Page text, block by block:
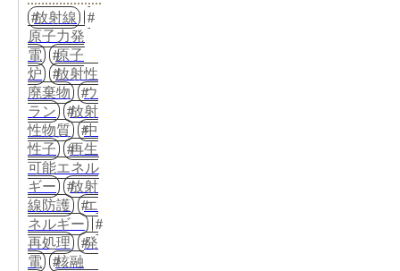
放射線
原子力発
電
原子
炉
放射性
廃棄物
ウ
ラン
放射
性物質
中
性子
再生
可能エネル
ギー
放射
線防護
エ
ネルギー
再処理
発
電
核融